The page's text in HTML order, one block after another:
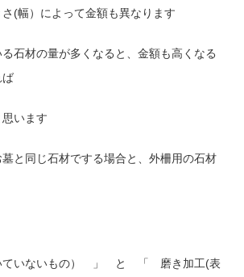
(幅）によって金額も異なります
石材の量が多くなると、金額も高くなる
ば
います
と同じ石材でする場合と、外柵用の石材
ていないもの） 」 と 「 磨き加工(表